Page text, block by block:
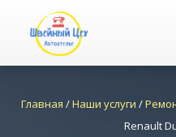
Главная /Наши услуги /
Renault